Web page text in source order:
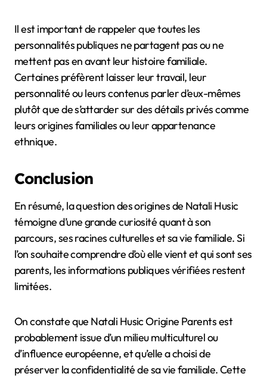
Il est important de rappeler que toutes les
personnalités publiques ne partagent pas ou ne
mettent pas en avant leur histoire familiale.
Certaines préfèrent laisser leur travail, leur
personnalité ou leurs contenus parler d’eux-mêmes
plutôt que de s’attarder sur des détails privés comme
leurs origines familiales ou leur appartenance
ethnique.
Conclusion
En résumé, la question des origines de Natali Husic
témoigne d’une grande curiosité quant à son
parcours, ses racines culturelles et sa vie familiale. Si
l’on souhaite comprendre d’où elle vient et qui sont ses
parents, les informations publiques vérifiées restent
limitées.
On constate que Natali Husic Origine Parents est
probablement issue d’un milieu multiculturel ou
d’influence européenne, et qu’elle a choisi de
préserver la confidentialité de sa vie familiale. Cette